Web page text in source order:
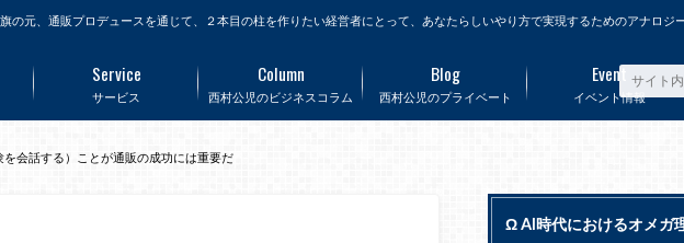
の元、通販プロデュースを通じて、２本目の柱を作りたい経営者にとって、あなたらしいやり方で実現するためのアナロジ
サービス
Service
西村公児のビジネスコラム
Column
西村公児のプライベート
Blog
イベント情報
Event
会話する）ことが通販の成功には重要だ
Ω AI時代におけるオメガ